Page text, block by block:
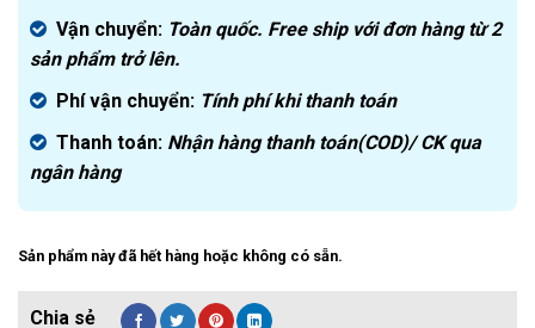
Vận chuyển: Toàn quốc. Free ship với đơn hàng từ 2
sản phẩm trở lên.
Phí vận chuyển: Tính phí khi thanh toán
Thanh toán: Nhận hàng thanh toán(COD)/ CK qua
ngân hàng
Sản phẩm này đã hết hàng hoặc không có sẵn.